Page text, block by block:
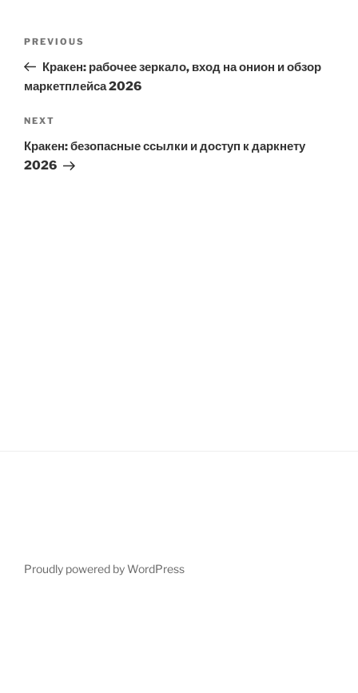
Previous
Post
PREVIOUS
Кракен: рабочее зеркало, вход на онион и обзор
маркетплейса 2026
Next
Post
NEXT
Кракен: безопасные ссылки и доступ к даркнету
2026
Proudly powered by WordPress